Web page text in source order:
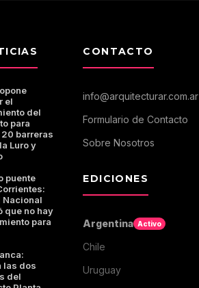
el
del
para
barreras
Luro y
puente
que no hay
para
las dos
del
CONTACTO
info@arquitecturar.com.ar
Formulario de Contacto
Sobre Nosotros
EDICIONES
Argentina Activo
Chile
Uruguay